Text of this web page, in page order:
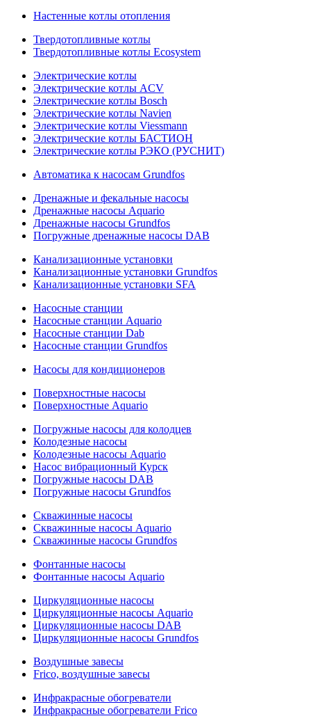
Настенные котлы отопления
Твердотопливные котлы
Твердотопливные котлы Ecosystem
Электрические котлы
Электрические котлы ACV
Электрические котлы Bosch
Электрические котлы Navien
Электрические котлы Viessmann
Электрические котлы БАСТИОН
Электрические котлы РЭКО (РУСНИТ)
Автоматика к насосам Grundfos
Дренажные и фекальные насосы
Дренажные насосы Aquario
Дренажные насосы Grundfos
Погружные дренажные насосы DAB
Канализационные установки
Канализационные установки Grundfos
Канализационные установки SFA
Насосные станции
Насосные станции Aquario
Насосные станции Dab
Насосные станции Grundfos
Насосы для кондиционеров
Поверхностные насосы
Поверхностные Aquario
Погружные насосы для колодцев
Колодезные насосы
Колодезные насосы Aquario
Насос вибрационный Курск
Погружные насосы DAB
Погружные насосы Grundfos
Скважинные насосы
Скважинные насосы Aquario
Скважинные насосы Grundfos
Фонтанные насосы
Фонтанные насосы Aquario
Циркуляционные насосы
Циркуляционные насосы Aquario
Циркуляционные насосы DAB
Циркуляционные насосы Grundfos
Воздушные завесы
Frico, воздушные завесы
Инфракрасные обогреватели
Инфракрасные обогреватели Frico